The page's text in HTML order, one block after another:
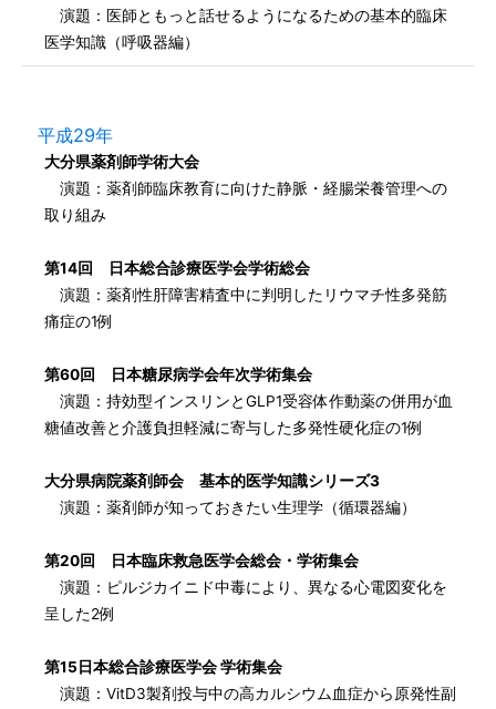
演題：医師ともっと話せるようになるための基本的臨床
医学知識（呼吸器編）
平成29年
大分県薬剤師学術大会
演題：薬剤師臨床教育に向けた静脈・経腸栄養管理への
取り組み
第14回 日本総合診療医学会学術総会
演題：薬剤性肝障害精査中に判明したリウマチ性多発筋
痛症の1例
第60回 日本糖尿病学会年次学術集会
演題：持効型インスリンとGLP1受容体作動薬の併用が血
糖値改善と介護負担軽減に寄与した多発性硬化症の1例
大分県病院薬剤師会 基本的医学知識シリーズ3
演題：薬剤師が知っておきたい生理学（循環器編）
第20回 日本臨床救急医学会総会・学術集会
演題：ピルジカイニド中毒により、異なる心電図変化を
呈した2例
第15日本総合診療医学会 学術集会
演題：VitD3製剤投与中の高カルシウム血症から原発性副